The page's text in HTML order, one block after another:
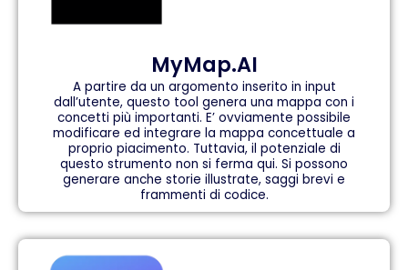
MyMap.AI
A partire da un argomento inserito in input
dall’utente, questo tool genera una mappa con i
concetti più importanti. E’ ovviamente possibile
modificare ed integrare la mappa concettuale a
proprio piacimento. Tuttavia, il potenziale di
questo strumento non si ferma qui. Si possono
generare anche storie illustrate, saggi brevi e
frammenti di codice.